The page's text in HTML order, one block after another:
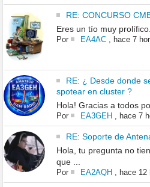
RE: CONCURSO
Eres un tío muy
Por EA4AC, hace 7
RE: ¿ Desde donde
spotear en cluster ?
Hola! Gracias a todos
Por EA3GEH, hace 7
RE: Soporte de
Hola, tu pregunta no
que ...
Por EA2AQH, hace 12